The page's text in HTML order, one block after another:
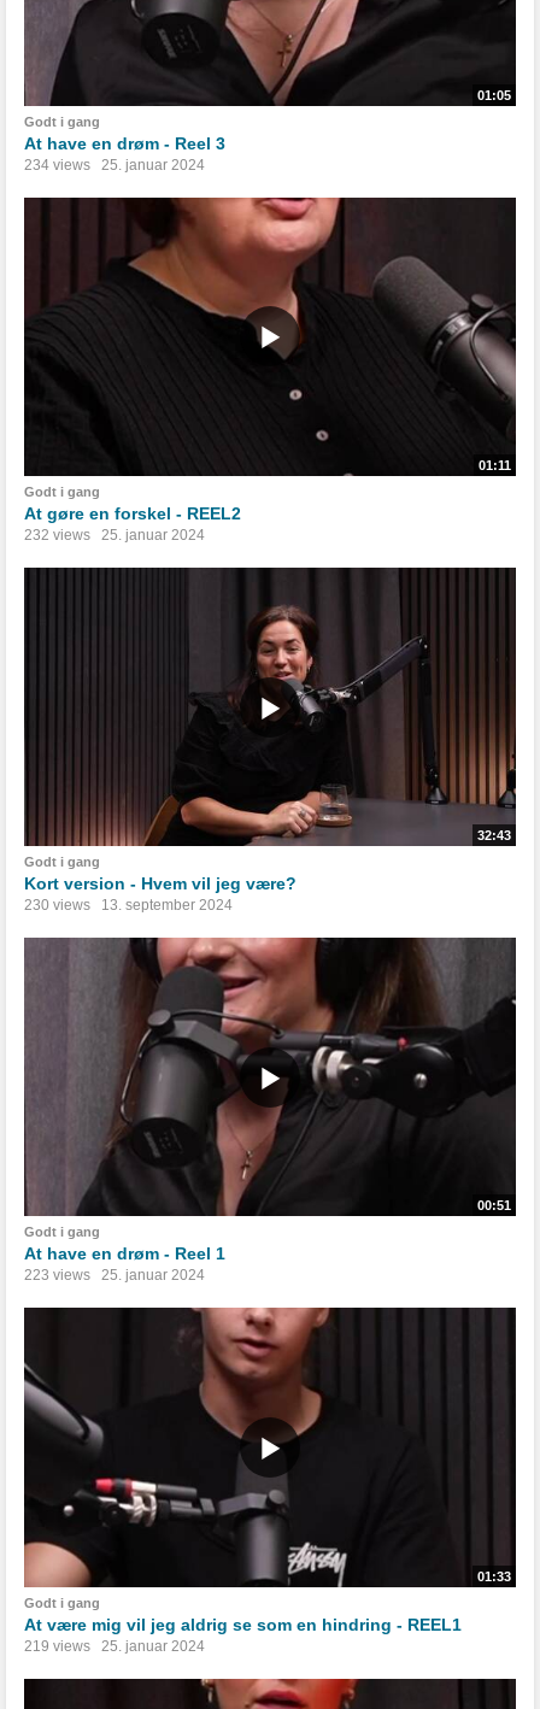
01:05
Godt i gang
At have en drøm - Reel 3
234 views 25. januar 2024
01:11
Godt i gang
At gøre en forskel - REEL2
232 views 25. januar 2024
32:43
Godt i gang
Kort version - Hvem vil jeg være?
230 views 13. september 2024
00:51
Godt i gang
At have en drøm - Reel 1
223 views 25. januar 2024
01:33
Godt i gang
At være mig vil jeg aldrig se som en hindring - REEL1
219 views 25. januar 2024